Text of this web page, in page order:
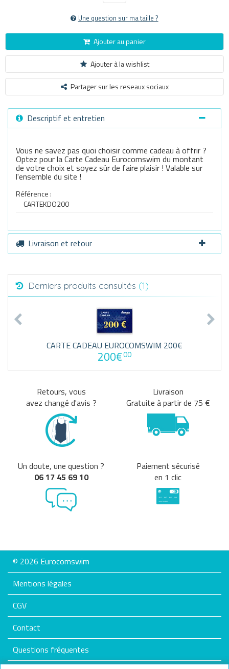
Une question sur ma taille ?
Ajouter au panier
Ajouter à la wishlist
Partager sur les reseaux sociaux
Descriptif et entretien
Vous ne savez pas quoi choisir comme cadeau à offrir ?
Optez pour la Carte Cadeau Eurocomswim du montant
de votre choix et soyez sûr de faire plaisir ! Valable sur
l'ensemble du site !
Référence :
CARTEKDO200
Livraison et retour
Derniers produits consultés (1)
CARTE CADEAU EUROCOMSWIM 200€
200€00
Retours, vous
avez changé d'avis ?
Livraison
Gratuite à partir de 75 €
Un doute, une question ?
06 17 45 69 10
Paiement sécurisé
en 1 clic
© 2026 Eurocomswim
Mentions légales
CGV
Contact
Questions fréquentes